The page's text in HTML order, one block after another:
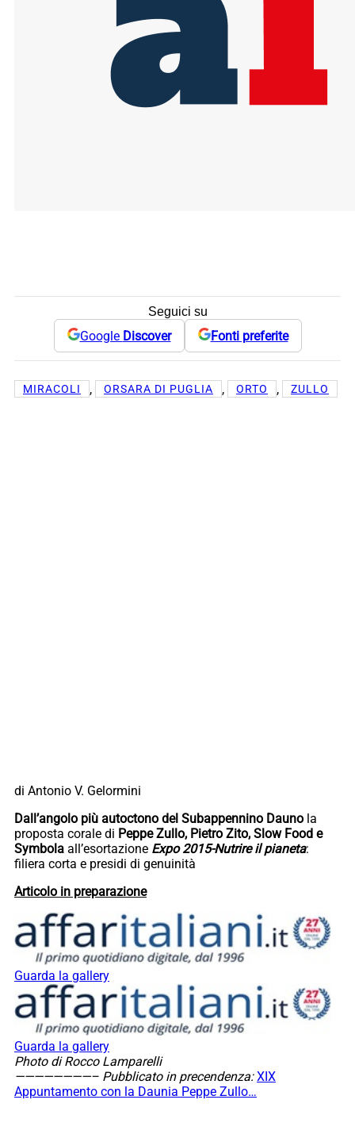
Seguici su
Google Discover Fonti preferite
MIRACOLI , ORSARA DI PUGLIA , ORTO , ZULLO
di Antonio V. Gelormini
Dall’angolo più autoctono del Subappennino Dauno la
proposta corale di Peppe Zullo, Pietro Zito, Slow Food e
Symbola all’esortazione Expo 2015-Nutrire il pianeta:
filiera corta e presidi di genuinità
Articolo in preparazione
Guarda la gallery
Guarda la gallery
Photo di Rocco Lamparelli
————————– Pubblicato in precendenza:XIX
Appuntamento con la Daunia Peppe Zullo…